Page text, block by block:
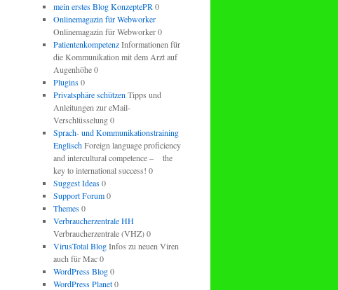
mein erstes Blog KonzeptePR 0
Onlinemagazin für Webworker
Onlinemagazin für Webworker 0
PatientenkompetenzInformationen für
die Kommunikation mit dem Arzt auf
Augenhöhe 0
Plugins0
Privatsphäre schützen Tipps und
Anleitungen zur eMail-
Verschlüsselung 0
Sprach- und Kommunikationstraining
EnglischForeign language proficiency
and intercultural competence – the
key to international success! 0
Suggest Ideas0
Support Forum0
Themes0
Verbraucherzentrale HH
Verbraucherzentrale (VHZ) 0
VirusTotal BlogInfos zu neuen Viren
auch für Mac 0
WordPress Blog0
WordPress Planet0